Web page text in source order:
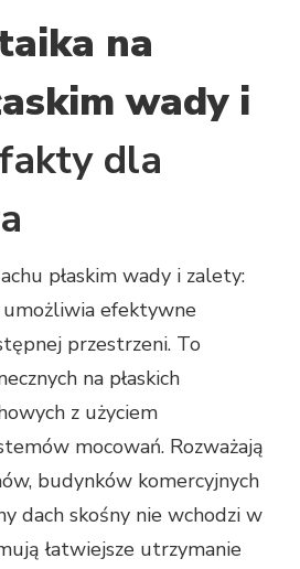
PŁASKIM
WADY
ZALETY
FAKTY,
OPŁACALNOŚĆ
na
wady i
dla
płaskim wady i zalety:
efektywne
przestrzeni. To
na płaskich
z użyciem
mocowań. Rozważają
budynków komercyjnych
dach skośny nie wchodzi w
łatwiejsze utrzymanie